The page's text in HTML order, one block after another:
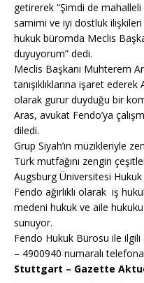
getirerek “Şimdi de
samimi ve iyi dostluk
hukuk büromda Meclis
duyuyorum” dedi.
Meclis Başkanı Muhterem
tanışıklıklarına işaret
olarak gurur duyduğu bir
Aras, avukat Fendo’ya
diledi.
Grup Siyah’ın müzikleriyle
Türk mutfağını zengin
Augsburg Üniversitesi
Fendo ağırlıklı olarak iş
medeni hukuk ve aile
sunuyor.
Fendo Hukuk Bürosu ile ilgili
– 4900940 numaralı
Stuttgart – Gazette